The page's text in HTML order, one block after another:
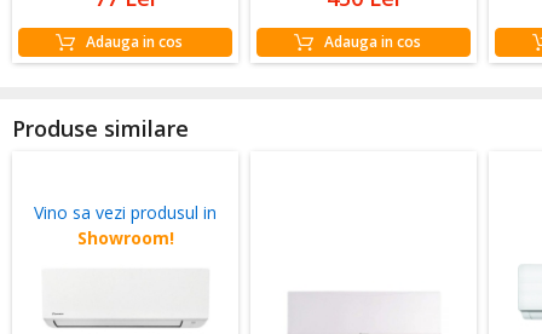
Adauga in cos Adauga in cos
Produse similare
Vino sa vezi produsul in
Showroom!